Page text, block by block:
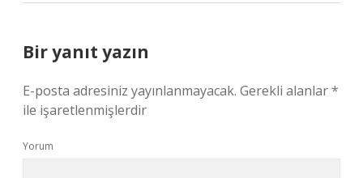
Bir yanıt yazın
E-posta adresiniz yayınlanmayacak. Gerekli alanlar*
ile işaretlenmişlerdir
Yorum